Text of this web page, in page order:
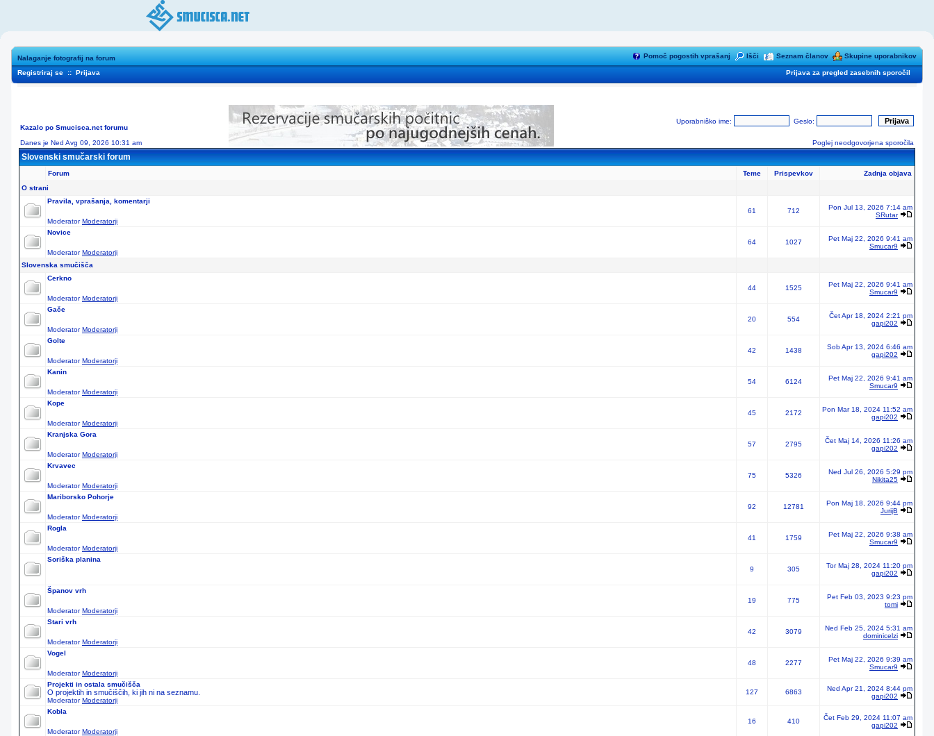
Nalaganje fotografij na forum Pomoč pogostih vprašanj Išči Seznam članov Skupine uporabnikov
Registriraj se :: Prijava Prijava za pregled zasebnih sporočil
Kazalo po Smucisca.net forumu
Danes je Ned Avg 09, 2026 10:31 am
Uporabniško ime: Geslo:
Poglej neodgovorjena sporočila
Slovenski smučarski forum
Forum Teme Prispevkov
Zadnja objava
O strani
Pravila, vprašanja, komentarji
ModeratorModeratorji
61 712
Pon Jul 13, 2026 7:14 am
SRutar
Novice
ModeratorModeratorji
64 1027
Pet Maj 22, 2026 9:41 am
Smucar9
Slovenska smučišča
Cerkno
ModeratorModeratorji
44 1525
Pet Maj 22, 2026 9:41 am
Smucar9
Gače
ModeratorModeratorji
20 554
Čet Apr 18, 2024 2:21 pm
gapi202
Golte
ModeratorModeratorji
42 1438
Sob Apr 13, 2024 6:46 am
gapi202
Kanin
ModeratorModeratorji
54 6124
Pet Maj 22, 2026 9:41 am
Smucar9
Kope
ModeratorModeratorji
45 2172
Pon Mar 18, 2024 11:52 am
gapi202
Kranjska Gora
ModeratorModeratorji
57 2795
Čet Maj 14, 2026 11:26 am
gapi202
Krvavec
ModeratorModeratorji
75 5326
Ned Jul 26, 2026 5:29 pm
Nikita25
Mariborsko Pohorje
ModeratorModeratorji
92 12781
Pon Maj 18, 2026 9:44 pm
JurijB
Rogla
ModeratorModeratorji
41 1759
Pet Maj 22, 2026 9:38 am
Smucar9
Soriška planina
9
305
Tor Maj 28, 2024 11:20 pm
gapi202
Španov vrh
ModeratorModeratorji
19 775
Pet Feb 03, 2023 9:23 pm
tomi
Stari vrh
ModeratorModeratorji
42 3079
Ned Feb 25, 2024 5:31 am
dominicelzi
Vogel
ModeratorModeratorji
48 2277
Pet Maj 22, 2026 9:39 am
Smucar9
Projekti in ostala smučišča
O projektih in smučiščih, ki jih ni na seznamu.
ModeratorModeratorji
127 6863
Ned Apr 21, 2024 8:44 pm
gapi202
Kobla
ModeratorModeratorji
16 410
Čet Feb 29, 2024 11:07 am
gapi202